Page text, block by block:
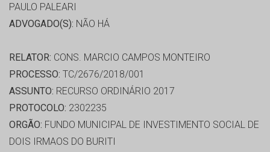
PAULO PALEARI
ADVOGADO(S): NÃO HÁ
RELATOR: CONS. MARCIO CAMPOS MONTEIRO
PROCESSO: TC/2676/2018/001
ASSUNTO: RECURSO ORDINÁRIO 2017
PROTOCOLO: 2302235
ORGÃO: FUNDO MUNICIPAL DE INVESTIMENTO SOCIAL DE
DOIS IRMAOS DO BURITI